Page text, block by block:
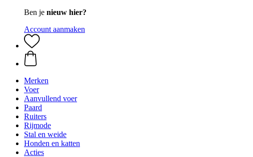
Ben je nieuw hier?
Account aanmaken
Merken
Voer
Aanvullend voer
Paard
Ruiters
Rijmode
Stal en weide
Honden en katten
Acties